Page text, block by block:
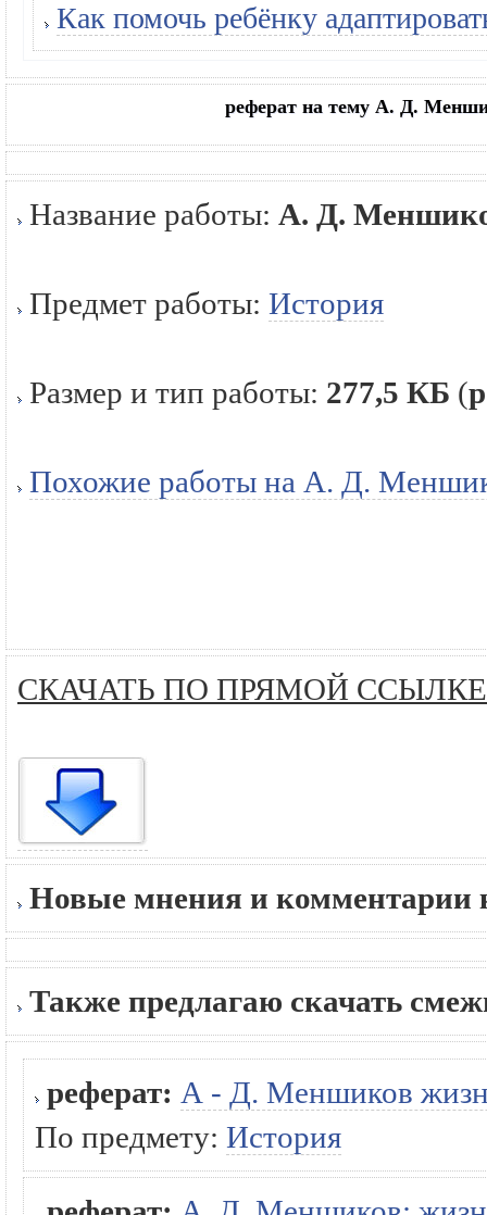
Как помочь ребёнку
реферат на тему А. Д.
Название работы: А. Д.
Предмет работы: История
Размер и тип работы: 277,5 КБ (
Похожие работы на А. Д.
СКАЧАТЬ ПО ПРЯМОЙ ССЫЛКЕ
Новые мнения и комментарии
Также предлагаю скачать
реферат: А - Д. Меншиков
По предмету: История